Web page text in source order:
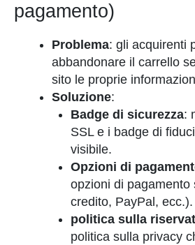
pagamento)
Problema: gli acquirenti
abbandonare il carrello
sito le proprie
Soluzione:
Badge di sicurezza:
SSL e i badge di
visibile.
Opzioni di
opzioni di pagamento
credito, PayPal, ecc.).
politica sulla
politica sulla privacy